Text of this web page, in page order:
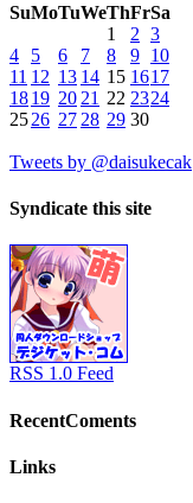
SuMoTuWeThFrSa
1
2 3
4
5 6 7 8 9 10
11 12 13 14 15 1617
1819 20 21 22 2324
2526 27 28 29 30
Tweets by @daisukecak
Syndicate this site
RSS 1.0 Feed
RecentComents
Links